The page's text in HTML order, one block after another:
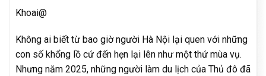
Khoai@
Không ai biết từ bao giờ người Hà Nội lại quen với những
con số khổng lồ cứ đến hẹn lại lên như một thứ mùa vụ.
Nhưng năm 2025, những người làm du lịch của Thủ đô đã